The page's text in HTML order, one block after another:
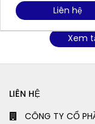
Liên hệ
Xem
LIÊN HỆ
CÔNG TY CỔ